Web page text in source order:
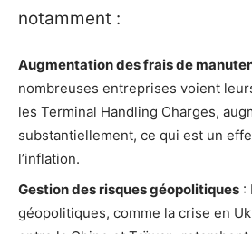
notamment :
Augmentation des frais de
nombreuses entreprises voient
les Terminal Handling Charges,
substantiellement, ce qui est un
l’inflation.
Gestion des risques géopolitiques :
géopolitiques, comme la crise en